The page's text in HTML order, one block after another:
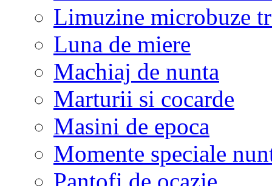
Limuzine microbuze
Luna de miere
Machiaj de nunta
Marturii si cocarde
Masini de epoca
Momente speciale
Pantofi de ocazie